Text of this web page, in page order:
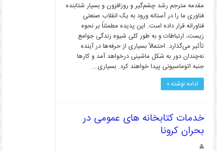
مقدمه مترجم رشد چشم‌‌گیر و روزافزون و بسیار شتابنده
فناوری ما را در آستانه ورود به یک انقلاب صنعتی
فناورانه قرار داده است. این پدیده مطمئناً بر نحوه
زیست، ارتباطات و به طور کلی شیوه زندگی جوامع
تأثیر می‌‌گذارد. احتمالاً بسیاری از حرفه‌‌ها در آینده
نه‌چندان دور به شکل ماشینی درخواهد آمد و کارها
جنبه اتوماسیونی پیدا خواهند کرد. بسیاری …
ادامه نوشته »
خدمات کتابخانه های عمومی در
بحران کرونا